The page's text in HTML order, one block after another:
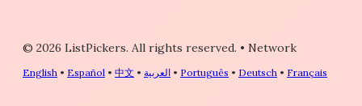
© 2026 ListPickers. All rights reserved. • Network
English • Español • 中文 • العربية • Português • Deutsch • Français